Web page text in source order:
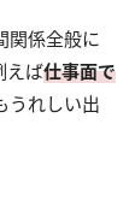
関係全般に
えば仕事面で
うれしい出